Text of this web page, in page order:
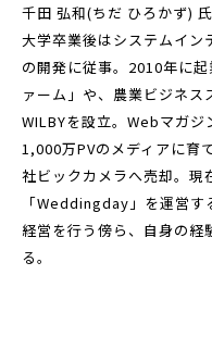
千田 弘和(ちだ ひろかず) 氏
大学卒業後はシステムイン
の開発に従事。2010年に
ァーム」や、農業ビジネ
WILBYを設立。Webマガジ
1,000万PVのメディアに育
社ビックカメラへ売却。現
「Weddingday」を運営
経営を行う傍ら、自身の経
る。